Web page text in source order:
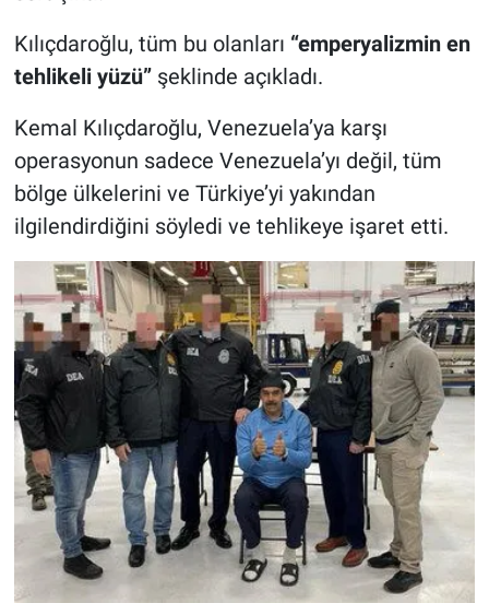
Kılıçdaroğlu, tüm bu olanları “emperyalizmin en
tehlikeli yüzü” şeklinde açıkladı.
Kemal Kılıçdaroğlu, Venezuela’ya karşı
operasyonun sadece Venezuela’yı değil, tüm
bölge ülkelerini ve Türkiye’yi yakından
ilgilendirdiğini söyledi ve tehlikeye işaret etti.